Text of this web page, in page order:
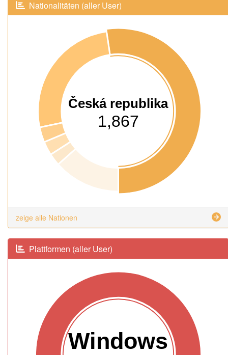
Nationalitäten (aller User)
Česká republika
1,867
zeige alle Nationen
Plattformen (aller User)
Windows